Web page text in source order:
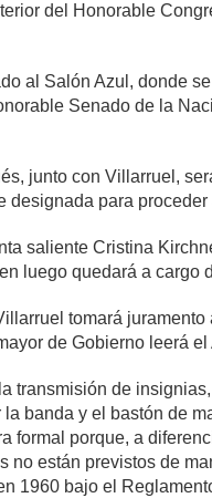
del Honorable
al Salón Azul, donde
Senado de la
junto con Villarruel,
designada para proceder
saliente Cristina
luego quedará a cargo
tomará
de Gobierno leerá
transmisión de
banda y el bastón de
formal porque, a
no están previstos de
1960 bajo el